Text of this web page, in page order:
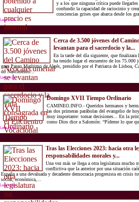
y a los que ninguna crítica puede
confundir la capacidad de raciocinio y
conciencias grises que abarca desde los
Leer más
Cerca de 3.500 jóvenes del
levantan para el sacerdocio y la...
En la tarde del día siguiente, que finalizara
ha tenido lugar el encuentro de los 75.000
gran Paseo Marítimo de Algés, presidido por el Patriarca de Lisboa,
do Nascimento...
Leer más
Domingo XVII Tiempo Ordinario
CAMINEO.INFO.- Queridos hermanos y
las dos primeras parábolas del evangelio de
muy importante: tomar decisiones... En la
como Dios dice a Salomón: “Pídeme lo que
Leer más
Tras las Elecciones 2023: hacia otra
responsabilidades morales y...
Una vez más se llega a otra legislatura mucho
conflictiva que la anterior por una situación
España a una devaluada y decadente democracia progresista en
social, económica,...
Leer más